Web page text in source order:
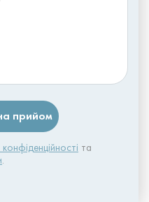
та
.